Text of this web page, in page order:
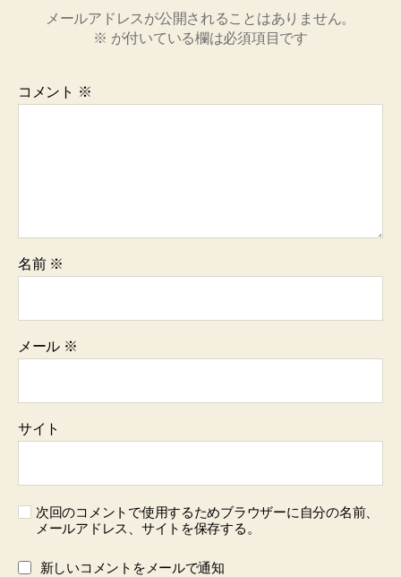
メールアドレスが公開されることはありません。
※ が付いている欄は必須項目です
コメント ※
名前 ※
メール ※
サイト
次回のコメントで使用するためブラウザーに自分の名前、
メールアドレス、サイトを保存する。
新しいコメントをメールで通知